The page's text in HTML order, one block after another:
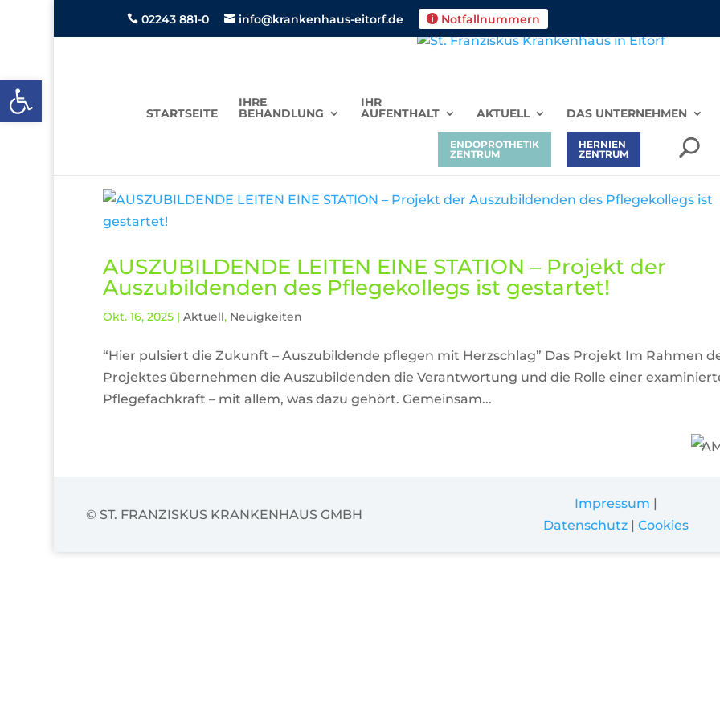
02243 881-0 info@krankenhaus-eitorf.de Notfallnummern
STARTSEITE
IHRE
BEHANDLUNG
IHR
AUFENTHALT AKTUELL DAS UNTERNEHMEN
ENDOPROTHETIK
ZENTRUM
HERNIEN
ZENTRUM
AUSZUBILDENDE LEITEN EINE STATION – Projekt der
Auszubildenden des Pflegekollegs ist gestartet!
Okt. 16, 2025| Aktuell, Neuigkeiten
“Hier pulsiert die Zukunft – Auszubildende pflegen mit Herzschlag” Das Projekt Im Rahmen
Projektes übernehmen die Auszubildenden die Verantwortung und die Rolle einer
Pflegefachkraft – mit allem, was dazu gehört. Gemeinsam...
© ST. FRANZISKUS KRANKENHAUS GMBH
Impressum |
Datenschutz| Cookies
Open toolbar